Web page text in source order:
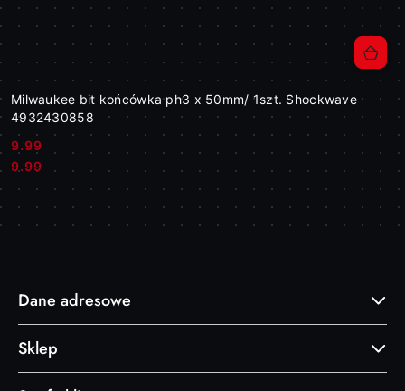
Milwaukee bit końcówka ph3 x 50mm/ 1szt. Shockwave
4932430858
Cena:
9.99
Cena:
9.99
Dane adresowe
Sklep